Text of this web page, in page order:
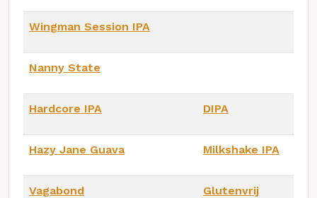
Wingman Session IPA
Nanny State
Hardcore IPA DIPA
Hazy Jane Guava Milkshake IPA
Vagabond Glutenvrij